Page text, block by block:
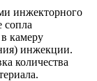
инжекторного
камеру
инжекции.
количества